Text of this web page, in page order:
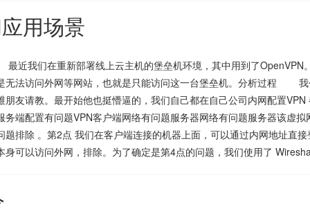
用场景
我们在重新部署线上云主机的堡垒机环境，其中用到了OpenVPN
无法访问外网等网站，也就是只能访问这一台堡垒机。分析过程 我
朋友请教。最开始他也挺懵逼的，我们自己都在自己公司内网配置
务端配置有问题VPN客户端网络有问题服务器网络有问题服务器该虚
题排除 。第2点 我们在客户端连接的机器上面，可以通过内网地址直
身可以访问外网，排除。为了确定是第4点的问题，我们使用了